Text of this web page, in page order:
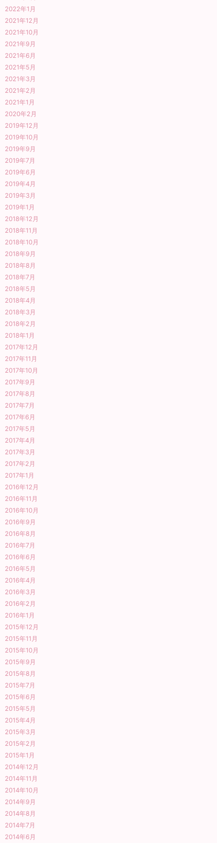
2022年1月
2021年12月
2021年10月
2021年9月
2021年6月
2021年5月
2021年3月
2021年2月
2021年1月
2020年2月
2019年12月
2019年10月
2019年9月
2019年7月
2019年6月
2019年4月
2019年3月
2019年1月
2018年12月
2018年11月
2018年10月
2018年9月
2018年8月
2018年7月
2018年5月
2018年4月
2018年3月
2018年2月
2018年1月
2017年12月
2017年11月
2017年10月
2017年9月
2017年8月
2017年7月
2017年6月
2017年5月
2017年4月
2017年3月
2017年2月
2017年1月
2016年12月
2016年11月
2016年10月
2016年9月
2016年8月
2016年7月
2016年6月
2016年5月
2016年4月
2016年3月
2016年2月
2016年1月
2015年12月
2015年11月
2015年10月
2015年9月
2015年8月
2015年7月
2015年6月
2015年5月
2015年4月
2015年3月
2015年2月
2015年1月
2014年12月
2014年11月
2014年10月
2014年9月
2014年8月
2014年7月
2014年6月